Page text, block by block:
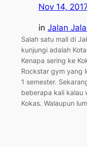
Nov 14,
in Jalan
Salah satu mall di
kunjungi adalah
Kenapa sering ke
Rockstar gym yang
1 semester.
beberapa kali kalau
Kokas. Walaupun